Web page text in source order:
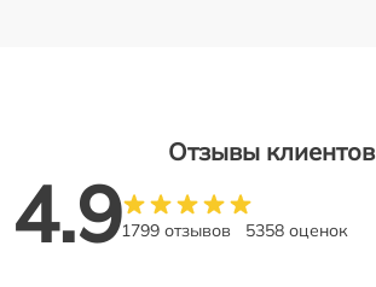
Отзывы клиентов
4.91799 отзывов 5358 оценок